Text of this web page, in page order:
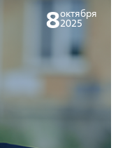
8октября
2025